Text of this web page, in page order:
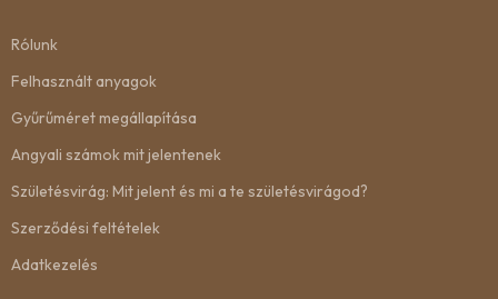
Rólunk
Felhasznált anyagok
Gyűrűméret megállapítása
Angyali számok mit jelentenek
Születésvirág: Mit jelent és mi a te születésvirágod?
Szerződési feltételek
Adatkezelés